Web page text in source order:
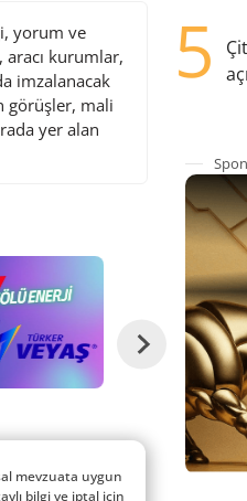
yorum ve
aracı kurumlar,
imzalanacak
görüşler, mali
yer alan
5
mevzuata uygun
bilgi ve iptal için